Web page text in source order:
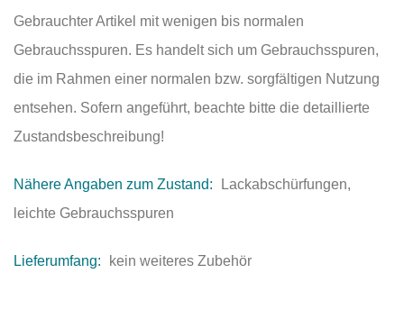
Gebrauchter Artikel mit wenigen bis normalen
Gebrauchsspuren. Es handelt sich um Gebrauchsspuren,
die im Rahmen einer normalen bzw. sorgfältigen Nutzung
entsehen. Sofern angeführt, beachte bitte die detaillierte
Zustandsbeschreibung!
Nähere Angaben zum Zustand:
Lackabschürfungen,
leichte Gebrauchsspuren
Lieferumfang: kein weiteres Zubehör